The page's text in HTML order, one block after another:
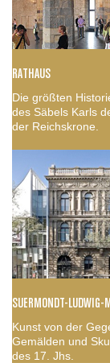
RATHAUS
Die größten
des Säbels Karls
der Reichskrone.
SUERMONDT-LUDWIG-
Kunst von der
Gemälden und
des 17. Jhs.